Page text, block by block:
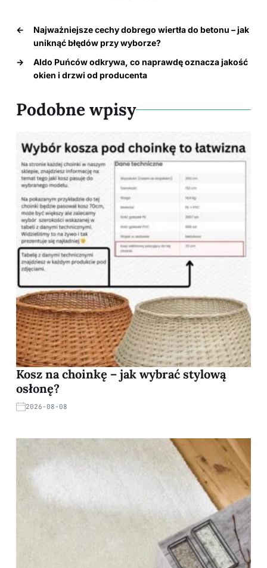
←
Najważniejsze cechy dobrego wiertła do betonu – jak
uniknąć błędów przy wyborze?
→
Aldo Puńców odkrywa, co naprawdę oznacza jakość
okien i drzwi od producenta
Podobne wpisy
Kosz na choinkę – jak wybrać stylową
osłonę?
2026-08-08